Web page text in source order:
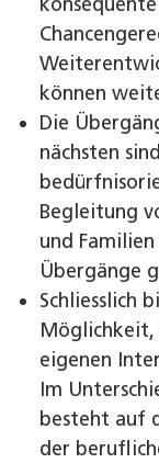
können
Die
nächsten
Begleitung
und
Übergänge
Schliesslich
Möglichkeit,
eigenen
Im
besteht auf
der